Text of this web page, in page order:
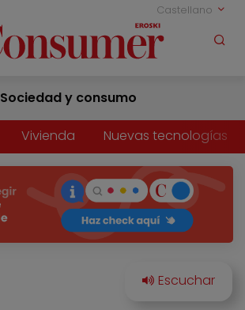
Castellano
Sociedad y consumo
Vivienda Nuevas tecnologías